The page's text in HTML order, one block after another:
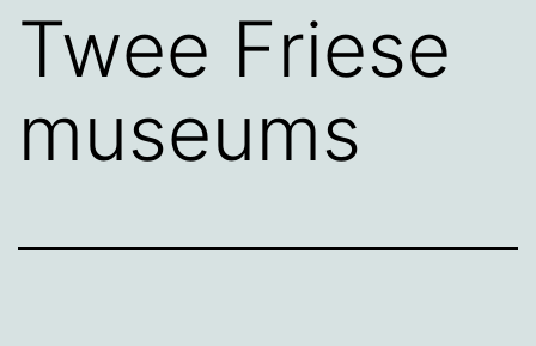
Twee Friese
museums